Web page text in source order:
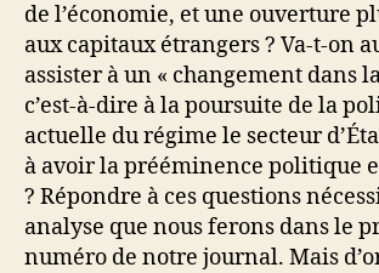
de l’économie, et une ouverture
aux capitaux étrangers ? Va-t-on
assister à un « changement dans
c’est-à-dire à la poursuite de la
actuelle du régime le secteur
à avoir la prééminence politique
? Répondre à ces questions
analyse que nous ferons dans le
numéro de notre journal. Mais